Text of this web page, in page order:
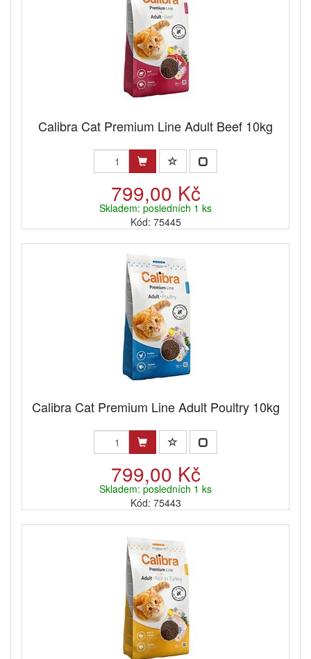
Calibra Cat Premium Line Adult Beef 10kg
799,00 Kč
Skladem: posledních 1 ks
Kód: 75445
Calibra Cat Premium Line Adult Poultry 10kg
799,00 Kč
Skladem: posledních 1 ks
Kód: 75443